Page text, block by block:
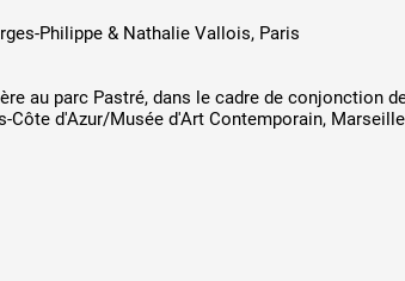
Philippe & Nathalie Vallois, Paris
au parc Pastré, dans le cadre de conjonction
Côte d'Azur/Musée d'Art Contemporain, Marseille